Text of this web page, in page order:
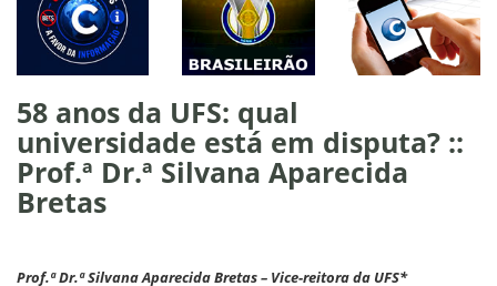
58 anos da UFS: qual
universidade está em disputa? ::
Prof.ª Dr.ª Silvana Aparecida
Bretas
Prof.ª Dr.ª Silvana Aparecida Bretas – Vice-reitora da UFS*